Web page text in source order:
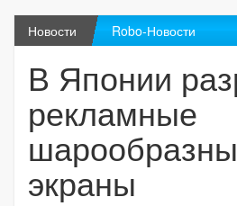
Новости Robo-Новости
В Японии
рекламные
экраны